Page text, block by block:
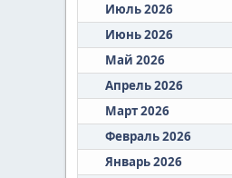
Июль 2026
Июнь 2026
Май 2026
Апрель 2026
Март 2026
Февраль 2026
Январь 2026